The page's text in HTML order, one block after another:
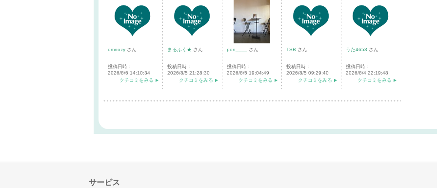
omnozy さん
投稿日時：
2026/8/6 14:10:34
クチコミをみる
まるふく★ さん
投稿日時：
2026/8/5 21:28:30
クチコミをみる
pon____ さん
投稿日時：
2026/8/5 19:04:49
クチコミをみる
TSB さん
投稿日時：
2026/8/5 09:29:40
クチコミをみる
うた4653 さん
投稿日時：
2026/8/4 22:19:48
クチコミをみる
サービス